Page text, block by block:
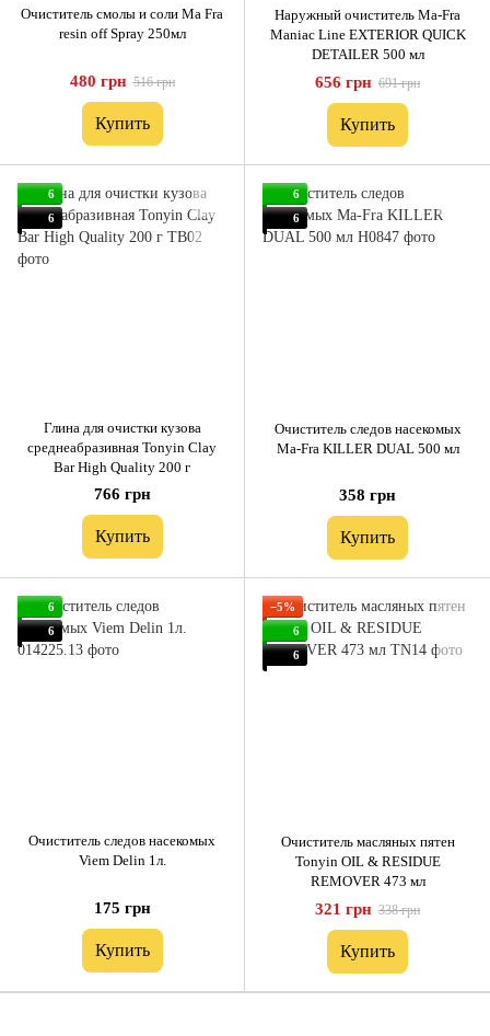
Очиститель смолы и соли Ma Fra
resin off Spray 250мл
480 грн 516 грн
Купить
Наружный очиститель Ma-Fra
Maniac Line EXTERIOR QUICK
DETAILER 500 мл
656 грн 691 грн
Купить
6
6
Глина для очистки кузова
среднеабразивная Tonyin Clay
Bar High Quality 200 г
766 грн
Купить
6
6
Очиститель следов насекомых
Ma-Fra KILLER DUAL 500 мл
358 грн
Купить
6
6
Очиститель следов насекомых
Viem Delin 1л.
175 грн
Купить
−5%
6
6
Очиститель масляных пятен
Tonyin OIL & RESIDUE
REMOVER 473 мл
321 грн 338 грн
Купить